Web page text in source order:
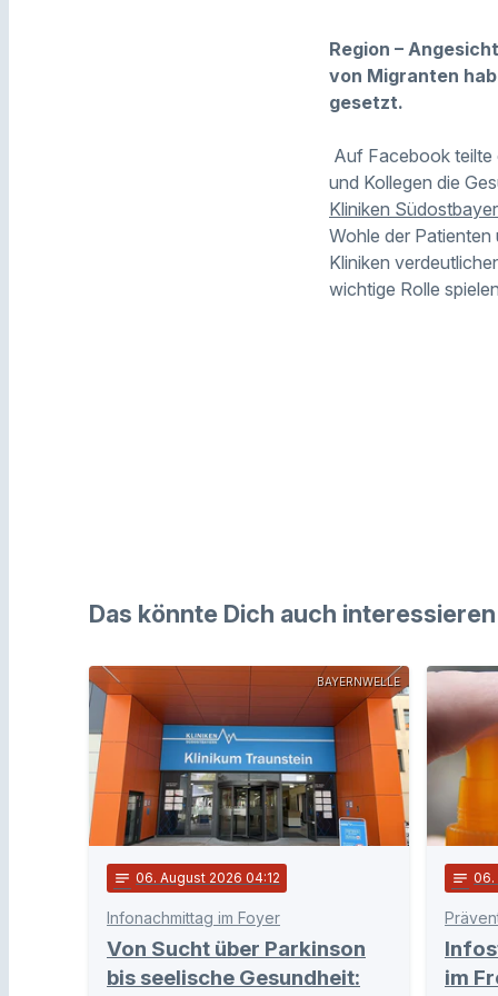
Region –
von Migranten
gesetzt.
Auf Facebook teilte
und Kollegen die
Kliniken
Wohle der
Kliniken
wichtige Rolle
Das könnte Dich auch interessieren
BAYERNWELLE
notes 06. August 2026 04:12
Infonachmittag im Foyer
Von Sucht über Parkinson
bis seelische Gesundheit:
notes 06
im